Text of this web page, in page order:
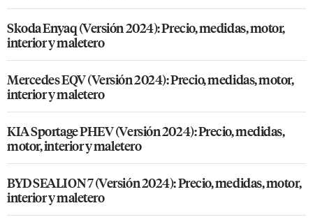
Skoda Enyaq (Versión 2024): Precio, medidas, motor,
interior y maletero
Mercedes EQV (Versión 2024): Precio, medidas, motor,
interior y maletero
KIA Sportage PHEV (Versión 2024): Precio, medidas,
motor, interior y maletero
BYD SEALION 7 (Versión 2024): Precio, medidas, motor,
interior y maletero